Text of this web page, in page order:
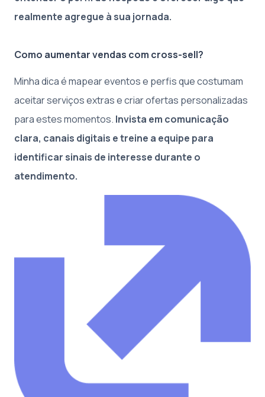
realmente agregue à sua jornada.
Como aumentar vendas com cross-sell?
Minha dica é mapear eventos e perfis que costumam
aceitar serviços extras e criar ofertas personalizadas
para estes momentos. Invista em comunicação
clara, canais digitais e treine a equipe para
identificar sinais de interesse durante o
atendimento.